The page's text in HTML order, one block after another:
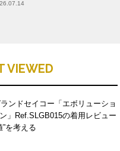
VIEWED
ンドセイコー「エボリューショ
」Ref.SLGB015の着用レビュー
”を考える